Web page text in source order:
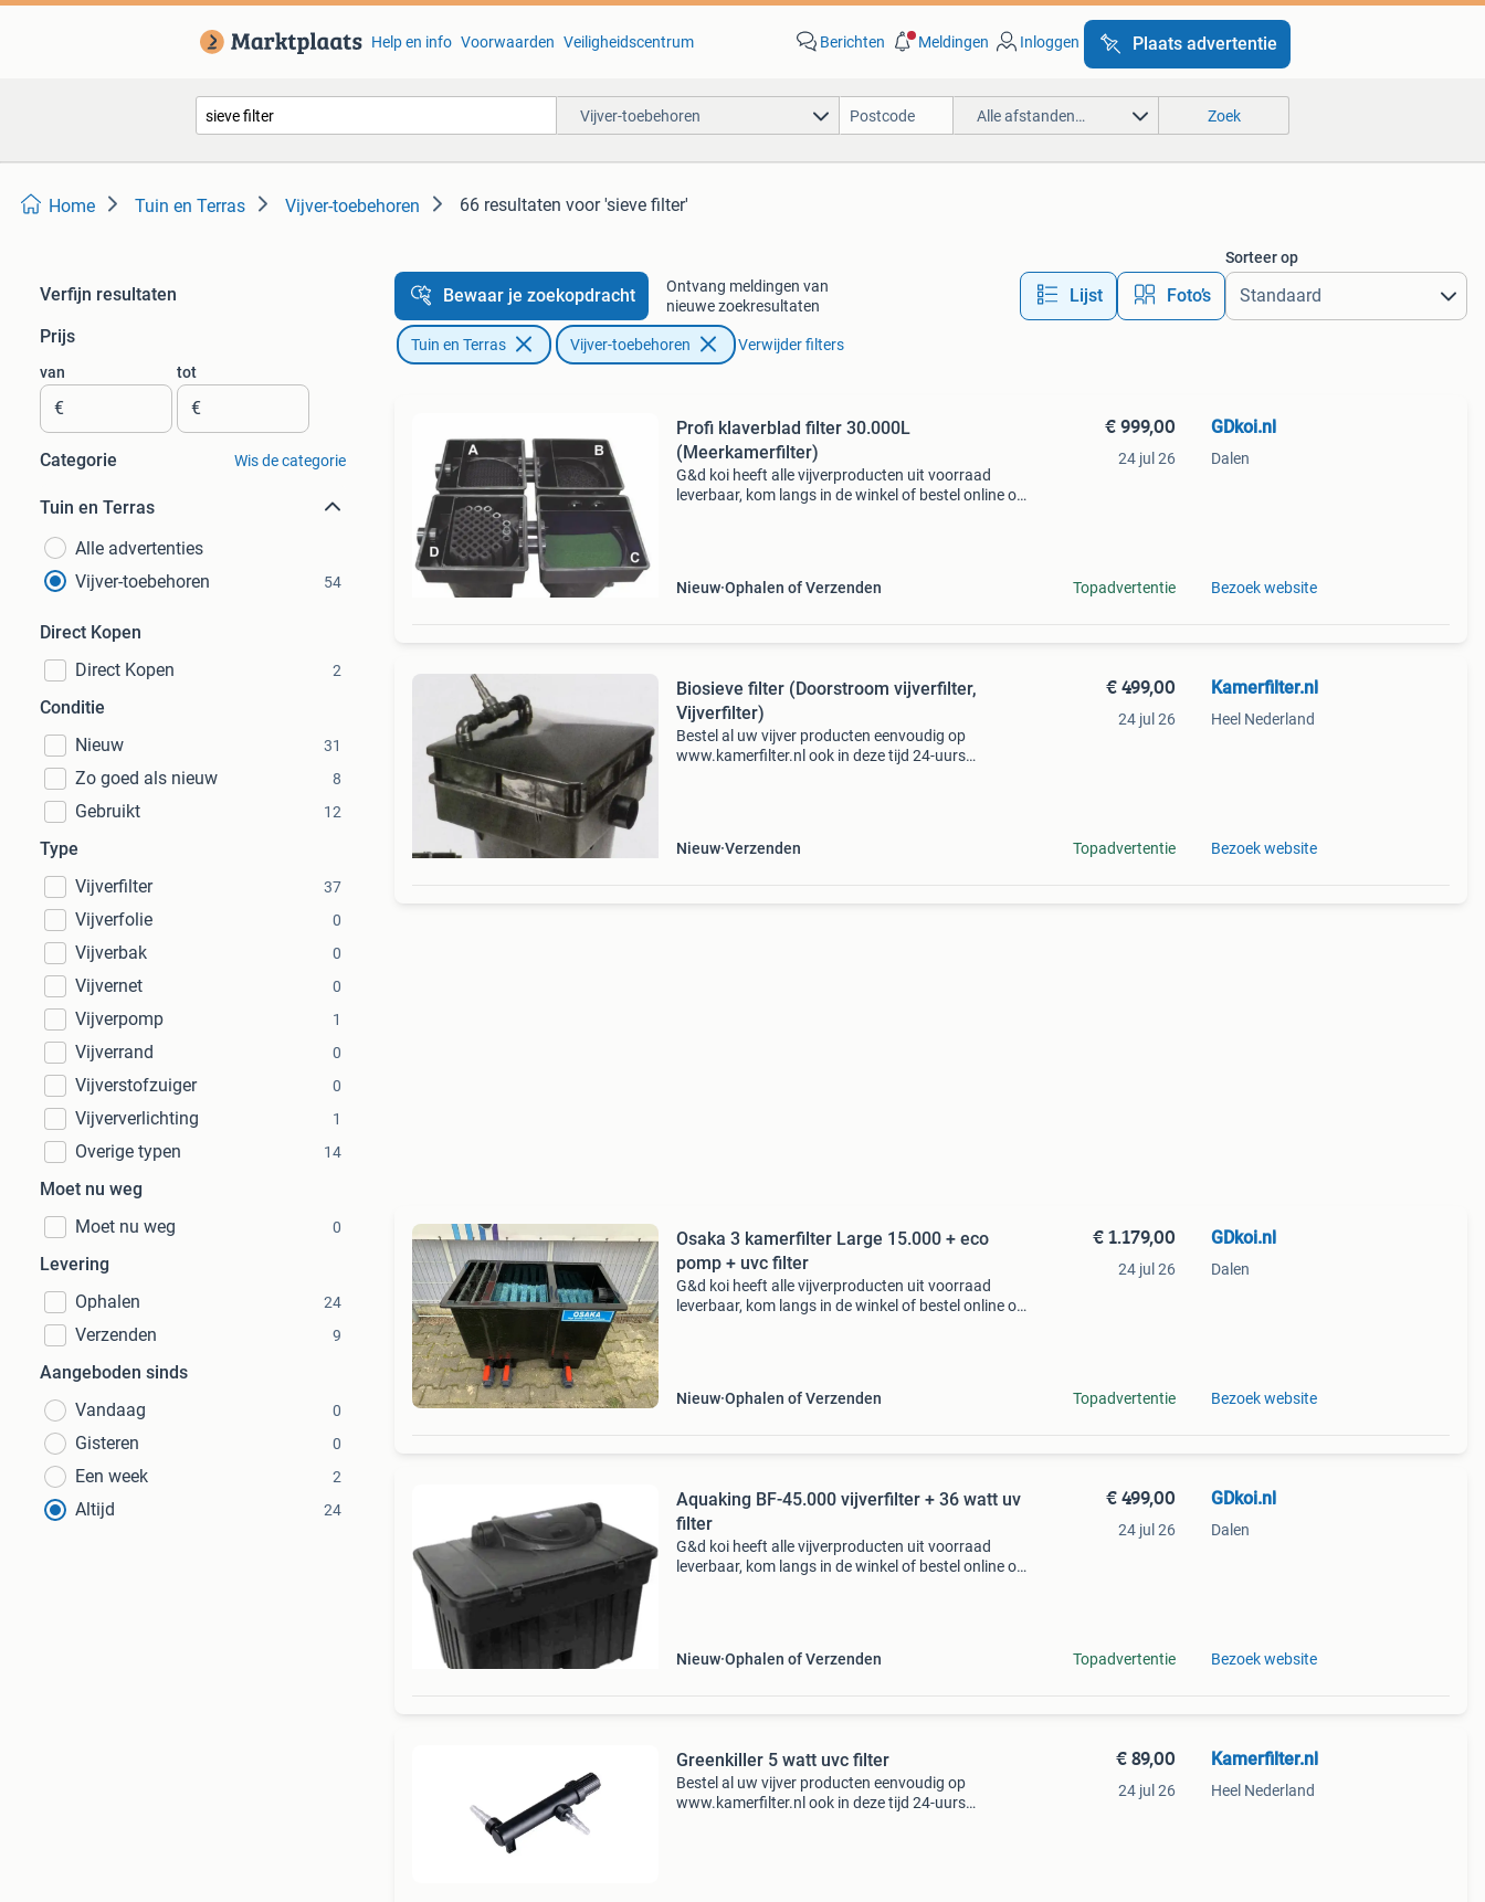
Help en info Voorwaarden Veiligheidscentrum Berichten Meldingen Inloggen Plaats advertentie
Vijver-toebehoren Alle afstanden… Zoek
Home Tuin en Terras Vijver-toebehoren 66 resultaten voor 'sieve filter'
Verfijn resultaten
Prijs
van
€
tot
€
Categorie Wis de categorie
Tuin en Terras
Alle advertenties
Vijver-toebehoren
54
Direct Kopen
Direct Kopen
2
Conditie
Nieuw
31
Zo goed als nieuw 8
Gebruikt 12
Type
Vijverfilter
37
Vijverfolie 0
Vijverbak 0
Vijvernet 0
Vijverpomp 1
Vijverrand 0
Vijverstofzuiger 0
Vijververlichting 1
Overige typen 14
Moet nu weg
Moet nu weg
0
Levering
Ophalen
24
Verzenden 9
Aangeboden sinds
Vandaag
0
Gisteren 0
Een week 2
Altijd 24
Bewaar je zoekopdracht
Ontvang meldingen van
nieuwe zoekresultaten
Lijst Foto’s
Sorteer op
Tuin en Terras Vijver-toebehoren Verwijder filters
Profi klaverblad filter 30.000L
(Meerkamerfilter)
G&d koi heeft alle vijverproducten uit voorraad
leverbaar, kom langs in de winkel of bestel online op
Nieuw Ophalen of Verzenden
€ 999,00
24 jul 26
Topadvertentie
GDkoi.nl
Dalen
Bezoek website
Biosieve filter (Doorstroom vijverfilter,
Vijverfilter)
Bestel al uw vijver producten eenvoudig op
www.kamerfilter.nl ook in deze tijd 24-uurs
Nieuw Verzenden
€ 499,00
24 jul 26
Topadvertentie
Kamerfilter.nl
Heel Nederland
Bezoek website
Osaka 3 kamerfilter Large 15.000 + eco
pomp + uvc filter
G&d koi heeft alle vijverproducten uit voorraad
leverbaar, kom langs in de winkel of bestel online op
Nieuw Ophalen of Verzenden
€ 1.179,00
24 jul 26
Topadvertentie
GDkoi.nl
Dalen
Bezoek website
Aquaking BF-45.000 vijverfilter + 36 watt uv
filter
G&d koi heeft alle vijverproducten uit voorraad
leverbaar, kom langs in de winkel of bestel online op
Nieuw Ophalen of Verzenden
€ 499,00
24 jul 26
Topadvertentie
GDkoi.nl
Dalen
Bezoek website
Greenkiller 5 watt uvc filter
Bestel al uw vijver producten eenvoudig op
www.kamerfilter.nl ook in deze tijd 24-uurs
€ 89,00
24 jul 26
Kamerfilter.nl
Heel Nederland